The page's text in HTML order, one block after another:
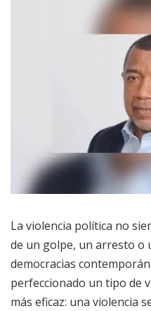
La violencia política no
de un golpe, un arresto o
democracias
perfeccionado un tipo de
más eficaz: una violencia